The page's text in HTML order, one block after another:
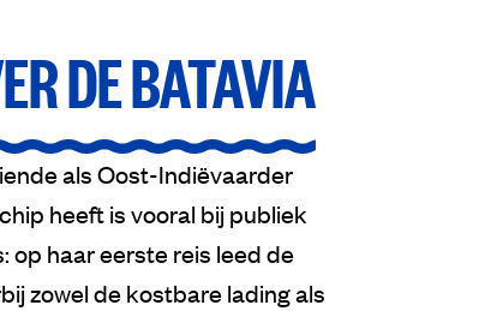
DE BATAVIA
als Oost-Indiëvaarder
heeft is vooral bij publiek
op haar eerste reis leed de
zowel de kostbare lading als